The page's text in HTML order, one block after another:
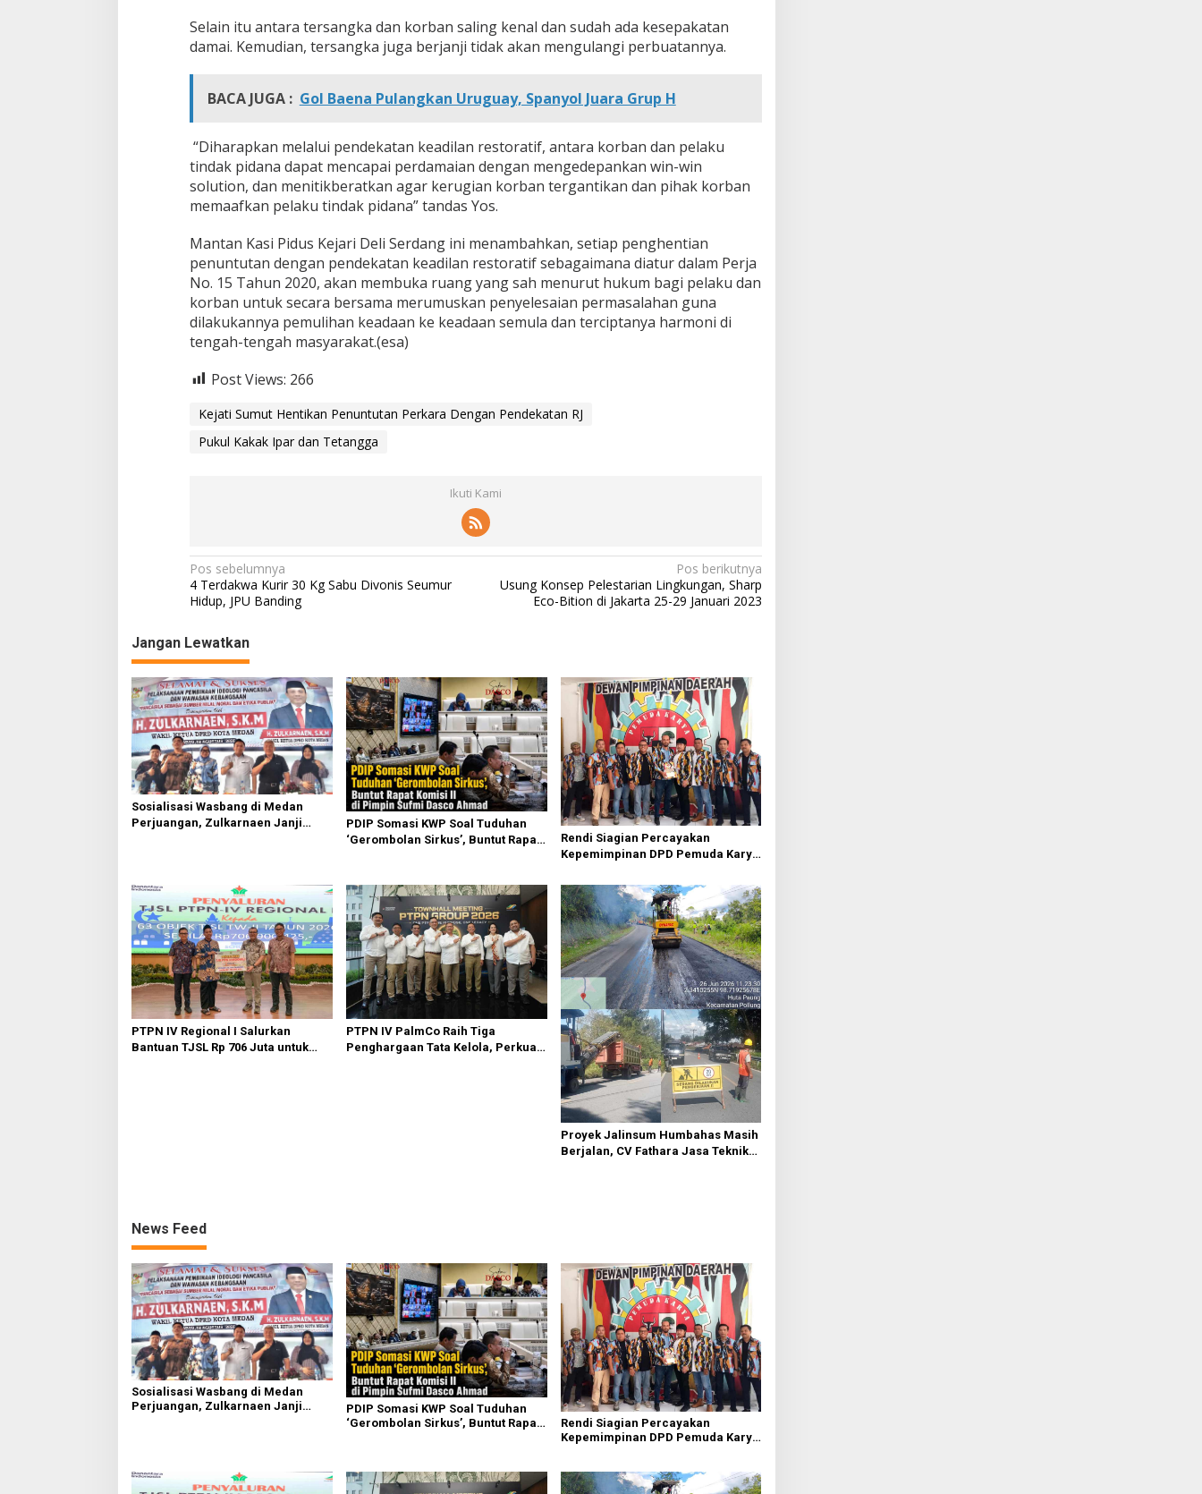
Selain itu antara tersangka dan korban saling kenal dan sudah ada kesepakatan
damai. Kemudian, tersangka juga berjanji tidak akan mengulangi perbuatannya.
BACA JUGA : Gol Baena Pulangkan Uruguay, Spanyol Juara Grup H
“Diharapkan melalui pendekatan keadilan restoratif, antara korban dan pelaku
tindak pidana dapat mencapai perdamaian dengan mengedepankan win-win
solution, dan menitikberatkan agar kerugian korban tergantikan dan pihak korban
memaafkan pelaku tindak pidana” tandas Yos.
Mantan Kasi Pidus Kejari Deli Serdang ini menambahkan, setiap penghentian
penuntutan dengan pendekatan keadilan restoratif sebagaimana diatur dalam Perja
No. 15 Tahun 2020, akan membuka ruang yang sah menurut hukum bagi pelaku dan
korban untuk secara bersama merumuskan penyelesaian permasalahan guna
dilakukannya pemulihan keadaan ke keadaan semula dan terciptanya harmoni di
tengah-tengah masyarakat.(esa)
Post Views: 266
Kejati Sumut Hentikan Penuntutan Perkara Dengan Pendekatan RJ
Pukul Kakak Ipar dan Tetangga
Ikuti Kami
N
a
i
g
a
s
i
p
o
s
Pos sebelumnya
4 Terdakwa Kurir 30 Kg Sabu Divonis Seumur
Hidup, JPU Banding
Pos berikutnya
Usung Konsep Pelestarian Lingkungan, Sharp
Eco-Bition di Jakarta 25-29 Januari 2023
Jangan Lewatkan
Sosialisasi Wasbang di Medan
Perjuangan, Zulkarnaen Janji
PDIP Somasi KWP Soal Tuduhan
‘Gerombolan Sirkus’, Buntut Rapat
Rendi Siagian Percayakan
Kepemimpinan DPD Pemuda Karya
Sembiring
PTPN IV Regional I Salurkan
Bantuan TJSL Rp 706 Juta untuk
PTPN IV PalmCo Raih Tiga
Penghargaan Tata Kelola, Perkuat
Proyek Jalinsum Humbahas Masih
Berjalan, CV Fathara Jasa Teknik
News Feed
Sosialisasi Wasbang di Medan
Perjuangan, Zulkarnaen Janji
PDIP Somasi KWP Soal Tuduhan
‘Gerombolan Sirkus’, Buntut Rapat
Rendi Siagian Percayakan
Kepemimpinan DPD Pemuda Karya